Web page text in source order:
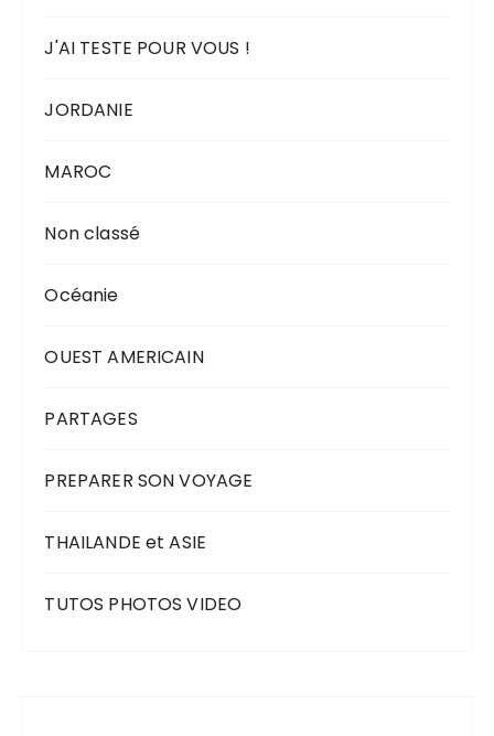
J'AI TESTE POUR VOUS !
JORDANIE
MAROC
Non classé
Océanie
OUEST AMERICAIN
PARTAGES
PREPARER SON VOYAGE
THAILANDE et ASIE
TUTOS PHOTOS VIDEO